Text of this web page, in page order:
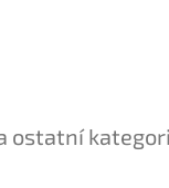
ostatní